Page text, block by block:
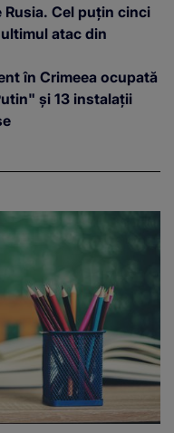
Cel puțin cinci
atac din
în Crimeea ocupată
și 13 instalații